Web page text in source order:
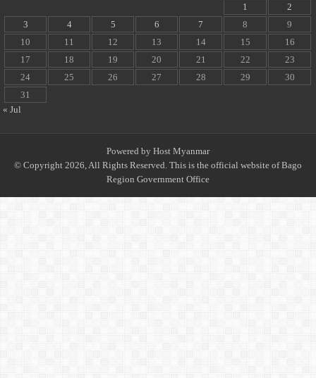
1
2
3
4 5 6 7 8
9
10
11 12 13 14 15
16
17
18 19 20 21 22
23
24
25 26 27 28 29
30
31
« Jul
Powered by Host Myanmar
© Copyright 2026, All Rights Reserved. This is the official website of Bago
Region Government Office